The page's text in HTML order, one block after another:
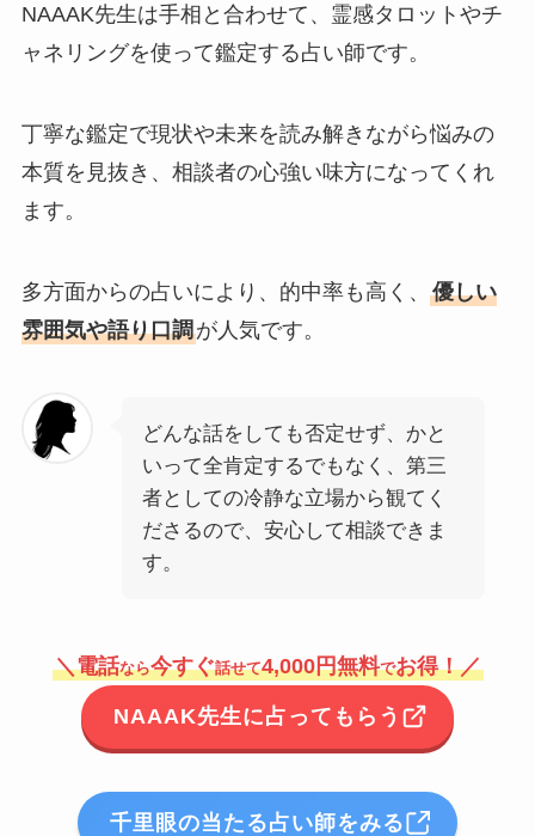
NAAAK先生は手相と合わせて、霊感タロットやチ
ャネリングを使って鑑定する占い師です。
丁寧な鑑定で現状や未来を読み解きながら悩みの
本質を見抜き、相談者の心強い味方になってくれ
ます。
多方面からの占いにより、的中率も高く、 優しい
雰囲気や語り口調が人気です。
どんな話をしても否定せず、かと
いって全肯定するでもなく、第三
者としての冷静な立場から観てく
ださるので、安心して相談できま
す。
＼電話なら今すぐ話せて4,000円無料でお得！／
NAAAK先生に占ってもらう
千里眼の当たる占い師をみる